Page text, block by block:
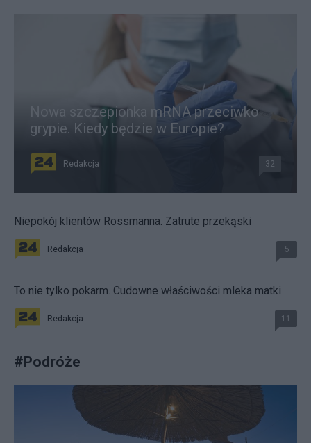
Nowa szczepionka mRNA przeciwko
grypie. Kiedy będzie w Europie?
Redakcja 32
Niepokój klientów Rossmanna. Zatrute przekąski
Redakcja 5
To nie tylko pokarm. Cudowne właściwości mleka matki
Redakcja 11
#Podróże